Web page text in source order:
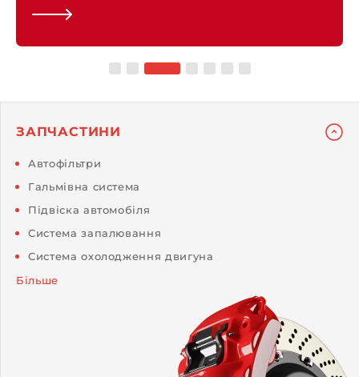
ЗАПЧАСТИНИ
Автофільтри
Гальмівна система
Підвіска автомобіля
Система запалювання
Система охолодження двигуна
Більше